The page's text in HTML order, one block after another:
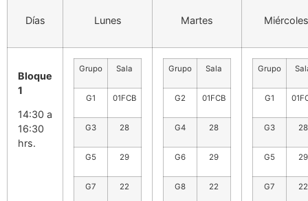
Días Lunes Martes Miércoles
Bloque
1
14:30 a
16:30
hrs.
Grupo Sala
G1 01FCB
G3 28
G5 29
G7 22
Grupo Sala
G2 01FCB
G4 28
G6 29
G8 22
Grupo
G1
G3 28
G5 29
G7 22